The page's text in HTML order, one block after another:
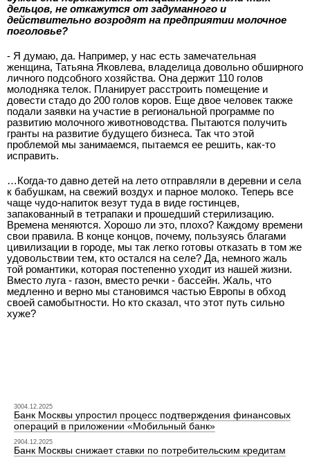
дельцов, не откажутся от задуманного и
действительно возродят на предприятии молочное
поголовье?
- Я думаю, да. Например, у нас есть замечательная
женщина, Татьяна Яковлева, владелица довольно обширного
личного подсобного хозяйства. Она держит 110 голов
молодняка телок. Планирует расстроить помещение и
довести стадо до 200 голов коров. Еще двое человек также
подали заявки на участие в региональной программе по
развитию молочного животноводства. Пытаются получить
гранты на развитие будущего бизнеса. Так что этой
проблемой мы занимаемся, пытаемся ее решить, как-то
исправить.
…Когда-то давно детей на лето отправляли в деревни и села
к бабушкам, на свежий воздух и парное молоко. Теперь все
чаще чудо-напиток везут туда в виде гостинцев,
запакованный в тетрапаки и прошедший стерилизацию.
Времена меняются. Хорошо ли это, плохо? Каждому времени
свои правила. В конце концов, почему, пользуясь благами
цивилизации в городе, мы так легко готовы отказать в том же
удовольствии тем, кто остался на селе? Да, немного жаль
той романтики, которая постепенно уходит из нашей жизни.
Вместо луга - газон, вместо речки - бассейн. Жаль, что
медленно и верно мы становимся частью Европы в обход
своей самобытности. Но кто сказал, что этот путь сильно
хуже?
3004.12.2025
Банк Москвы упростил процесс подтверждения финансовых
операций в приложении «Мобильный банк»
2904.12.2025
Банк Москвы снижает ставки по потребительским кредитам